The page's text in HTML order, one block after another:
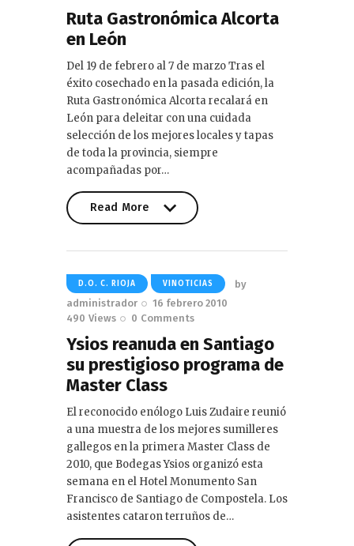
Ruta Gastronómica Alcorta
en León
Del 19 de febrero al 7 de marzo Tras el
éxito cosechado en la pasada edición, la
Ruta Gastronómica Alcorta recalará en
León para deleitar con una cuidada
selección de los mejores locales y tapas
de toda la provincia, siempre
acompañadas por…
Read More
D.O. C. RIOJA VINOTICIAS
by
administrador
16 febrero 2010
490 Views 0 Comments
Ysios reanuda en Santiago
su prestigioso programa de
Master Class
El reconocido enólogo Luis Zudaire reunió
a una muestra de los mejores sumilleres
gallegos en la primera Master Class de
2010, que Bodegas Ysios organizó esta
semana en el Hotel Monumento San
Francisco de Santiago de Compostela. Los
asistentes cataron terruños de…